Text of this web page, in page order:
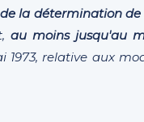
la détermination
au moins jusqu'au
relative aux